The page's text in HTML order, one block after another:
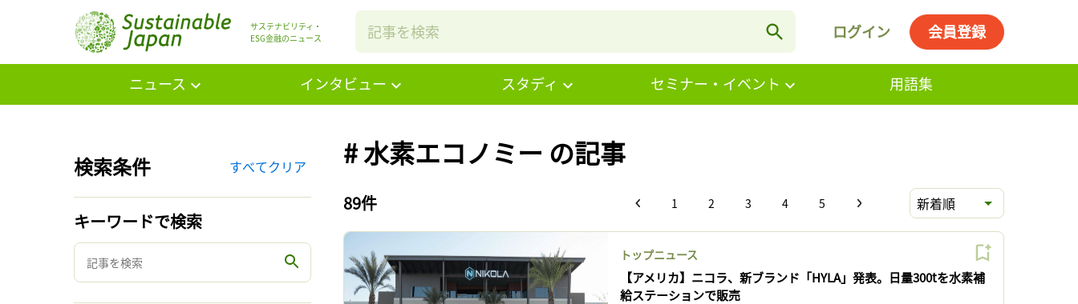
サステナビリティ・
ESG金融のニュース
ログイン 会員登録
ニュース インタビュー スタディ セミナー・イベント 用語集
検索条件 すべてクリア
キーワードで検索
# 水素エコノミー の記事
89件 1 2 3 4 5 新着順
トップニュース
【アメリカ】ニコラ、新ブランド「HYLA」発表。日量300tを水素補
給ステーションで販売